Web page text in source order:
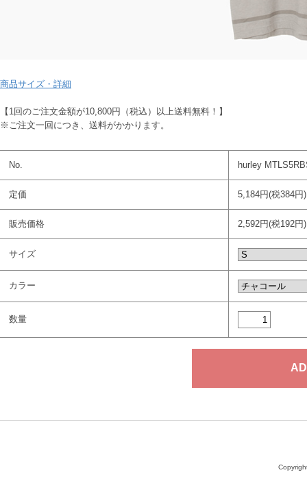
商品サイズ・詳細
【1回のご注文金額が10,800円（税込）以上送料無料！】
※ご注文一回につき、送料がかかります。
No. hurley
定価 5,184円(税384円)
販売価格 2,592円(税192円)
サイズ
カラー
数量